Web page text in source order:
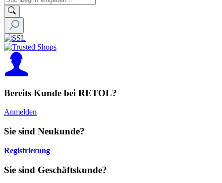
Bereits Kunde bei RETOL?
Anmelden
Sie sind Neukunde?
Registrierung
Sie sind Geschäftskunde?